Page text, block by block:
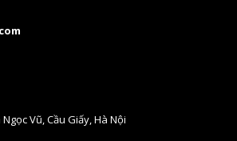
Vũ, Cầu Giấy, Hà Nội